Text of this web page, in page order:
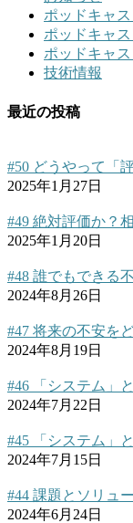
ポッドキャス
ポッドキャ
ポッドキャ
技術情報
最近の投稿
#50 どうやって「
2025年1月27日
#49 絶対評価か？
2025年1月20日
#48 誰でもできる
2024年8月26日
#47 将来の不安を
2024年8月19日
#46 「システム」
2024年7月22日
#45 「システム」
2024年7月15日
#44 課題とソリュ
2024年6月24日